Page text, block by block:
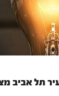
תל אביב